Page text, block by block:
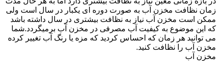
زمان نظافت مخزن آب به صورت دوره ای یکبار در سال است ولی
ممکن است مخزن آب نیاز به نظافت بیشتری در سال داشته باشد
که این موضوع به کیفیت آب مصرفی در مخزن آب برمیگردد.شما
می توانید هر زمان که احساس کردید که مزه یا رنگ آب تغییر کرده
مخزن آب را نظافت کنید.
مخزن آب